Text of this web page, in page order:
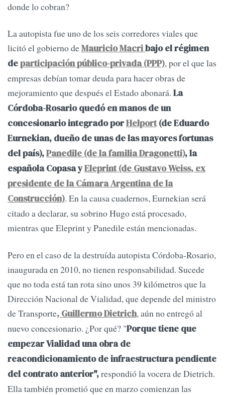
donde lo cobran?
La autopista fue uno de los seis corredores viales que
licitó el gobierno deMauricio Macribajo el régimen
departicipación público-privada (PPP), por el que las
empresas debían tomar deuda para hacer obras de
mejoramiento que después el Estado abonará. La
Córdoba-Rosario quedó en manos de un
concesionario integrado porHelport(de Eduardo
Eurnekian, dueño de unas de las mayores fortunas
del país),Panedile (de la familia Dragonetti), la
española Copasa yEleprint (de Gustavo Weiss, ex
presidente de la Cámara Argentina de la
Construcción). En la causa cuadernos, Eurnekian será
citado a declarar, su sobrino Hugo está procesado,
mientras que Eleprint y Panedile están mencionadas.
Pero en el caso de la destruída autopista Córdoba-Rosario,
inaugurada en 2010, no tienen responsabilidad. Sucede
que no toda está tan rota sino unos 39 kilómetros que la
Dirección Nacional de Vialidad, que depende del ministro
de Transporte, Guillermo Dietrich, aún no entregó al
nuevo concesionario. ¿Por qué? "Porque tiene que
empezar Vialidad una obra de
reacondicionamiento de infraestructura pendiente
del contrato anterior",respondió la vocera de Dietrich.
Ella también prometió que en marzo comienzan las